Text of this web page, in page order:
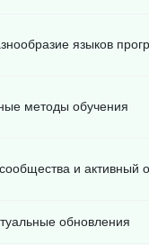
языков
методы обучения
и активный
обновления